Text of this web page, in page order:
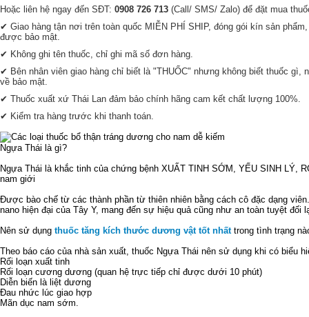
Hoặc liên hệ ngay đến SĐT: 0908 726 713 (Call/ SMS/ Zalo) để đặt mua
✔ Giao hàng tận nơi trên toàn quốc MIỄN PHÍ SHIP, đóng gói kín sản
được bảo mật.
✔ Không ghi tên thuốc, chỉ ghi mã số đơn hàng.
✔ Bên nhân viên giao hàng chỉ biết là "THUỐC" nhưng không biết thuốc gì,
về bảo mật.
✔ Thuốc xuất xứ Thái Lan đảm bảo chính hãng cam kết chất lượng 100%.
✔ Kiểm tra hàng trước khi thanh toán.
Ngựa Thái là gì?
Ngựa Thái là khắc tinh của chứng bệnh XUẤT TINH SỚM, YẾU SINH LÝ,
nam giới
Được bào chế từ các thành phần từ thiên nhiên bằng cách cô đặc dạng
nano hiện đại của Tây Y, mang đến sự hiệu quả cũng như an toàn tuyệt đối
Nên sử dụng thuốc tăng kích thước dương vật tốt nhấttrong tình trạng
Theo báo cáo của nhà sản xuất, thuốc Ngựa Thái nên sử dụng khi có biểu
Rối loạn xuất tinh
Rối loạn cương dương (quan hệ trực tiếp chỉ được dưới 10 phút)
Diễn biến là liệt dương
Đau nhức lúc giao hợp
Mãn dục nam sớm.